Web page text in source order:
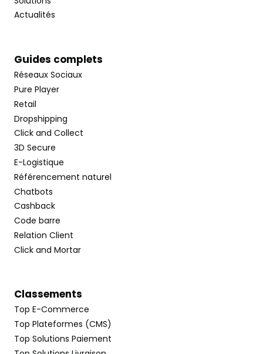
Actualités
Guides complets
Réseaux Sociaux
Pure Player
Retail
Dropshipping
Click and Collect
3D Secure
E-Logistique
Référencement naturel
Chatbots
Cashback
Code barre
Relation Client
Click and Mortar
Classements
Top E-Commerce
Top Plateformes (CMS)
Top Solutions Paiement